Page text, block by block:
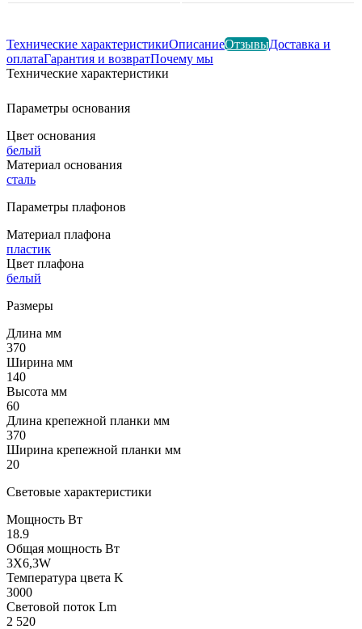
Технические характеристикиОписаниеОтзывыДоставка и
оплатаГарантия и возвратПочему мы
Технические характеристики
Параметры основания
Цвет основания
белый
Материал основания
сталь
Параметры плафонов
Материал плафона
пластик
Цвет плафона
белый
Размеры
Длина мм
370
Ширина мм
140
Высота мм
60
Длина крепежной планки мм
370
Ширина крепежной планки мм
20
Световые характеристики
Мощность Вт
18.9
Общая мощность Вт
3X6,3W
Температура цвета K
3000
Световой поток Lm
2 520